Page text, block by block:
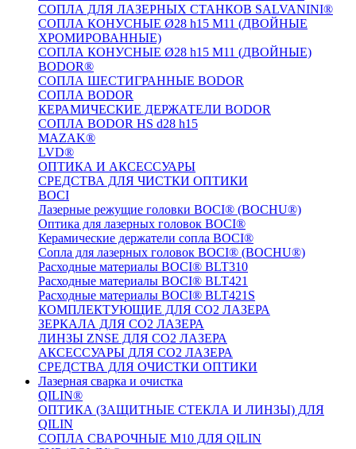
СОПЛА ДЛЯ ЛАЗЕРНЫХ СТАНКОВ SALVANINI®
СОПЛА КОНУСНЫЕ Ø28 h15 M11 (ДВОЙНЫЕ
ХРОМИРОВАННЫЕ)
СОПЛА КОНУСНЫЕ Ø28 h15 M11 (ДВОЙНЫЕ)
BODOR®
СОПЛА ШЕСТИГРАННЫЕ BODOR
СОПЛА BODOR
КЕРАМИЧЕСКИЕ ДЕРЖАТЕЛИ BODOR
СОПЛА BODOR HS d28 h15
MAZAK®
LVD®
ОПТИКА И АКСЕССУАРЫ
СРЕДСТВА ДЛЯ ЧИСТКИ ОПТИКИ
BOCI
Лазерные режущие головки BOCI® (BOCHU®)
Оптика для лазерных головок BOCI®
Керамические держатели сопла BOCI®
Сопла для лазерных головок BOCI® (BOCHU®)
Расходные материалы BOCI® BLT310
Расходные материалы BOCI® BLT421
Расходные материалы BOCI® BLT421S
КОМПЛЕКТУЮЩИЕ ДЛЯ CO2 ЛАЗЕРА
ЗЕРКАЛА ДЛЯ CO2 ЛАЗЕРА
ЛИНЗЫ ZNSE ДЛЯ CO2 ЛАЗЕРА
АКСЕССУАРЫ ДЛЯ CO2 ЛАЗЕРА
СРЕДСТВА ДЛЯ ОЧИСТКИ ОПТИКИ
Лазерная сварка и очистка
QILIN®
ОПТИКА (ЗАЩИТНЫЕ СТЕКЛА И ЛИНЗЫ) ДЛЯ
QILIN
СОПЛА СВАРОЧНЫЕ M10 ДЛЯ QILIN